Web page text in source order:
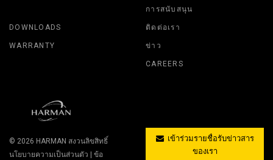
การสนับสนุน
DOWNLOADS
WARRANTY
ติดต่อเรา
ข่าว
CAREERS
© 2026 HARMAN สงวนลิขสิทธิ์
นโยบายความเป็นส่วนตัว | ข้อ
เข้าร่วมรายชื่อรับข่าวสาร
ของเรา